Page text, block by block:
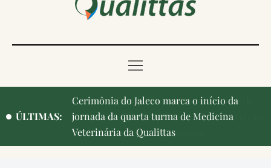
ÚLTIMAS:
Qualittas, Portas Abertas! e aniversário de
Campinas, cidade onde nasceu a instituição,
ganham destaque na imprensa